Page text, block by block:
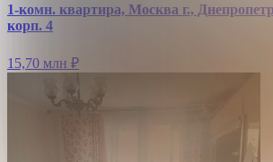
1-комн. квартира, Москва г.,
корп. 4
15,70 млн ₽